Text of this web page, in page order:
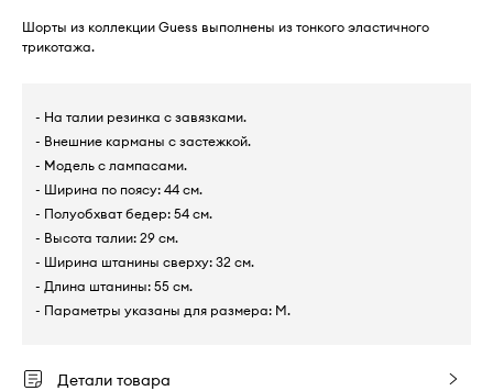
Шорты из коллекции Guess выполнены из тонкого эластичного
трикотажа.
- На талии резинка с завязками.
- Внешние карманы с застежкой.
- Модель с лампасами.
- Ширина по поясу: 44 см.
- Полуобхват бедер: 54 см.
- Высота талии: 29 см.
- Ширина штанины сверху: 32 см.
- Длина штанины: 55 см.
- Параметры указаны для размера: M.
Детали товара